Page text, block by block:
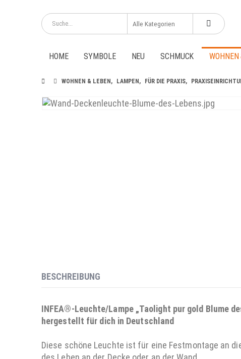
HOME SYMBOLE NEU SCHMUCK
WOHNEN & LEBEN , LAMPEN , FÜR DIE PRAXIS,
BESCHREIBUNG
INFEA®-Leuchte/Lampe „Taolight pur gold Blume
hergestellt für dich in Deutschland
Diese schöne Leuchte ist für eine Festmontage an